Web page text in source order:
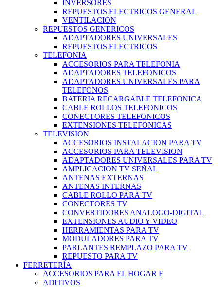
INVERSORES
REPUESTOS ELECTRICOS GENERAL
VENTILACION
REPUESTOS GENERICOS
ADAPTADORES UNIVERSALES
REPUESTOS ELECTRICOS
TELEFONIA
ACCESORIOS PARA TELEFONIA
ADAPTADORES TELEFONICOS
ADAPTADORES UNIVERSALES PARA
TELEFONOS
BATERIA RECARGABLE TELEFONICA
CABLE ROLLOS TELEFONICOS
CONECTORES TELEFONICOS
EXTENSIONES TELEFONICAS
TELEVISION
ACCESORIOS INSTALACION PARA TV
ACCESORIOS PARA TELEVISION
ADAPTADORES UNIVERSALES PARA TV
AMPLICACION TV SEÑAL
ANTENAS EXTERNAS
ANTENAS INTERNAS
CABLE ROLLO PARA TV
CONECTORES TV
CONVERTIDORES ANALOGO-DIGITAL
EXTENSIONES AUDIO Y VIDEO
HERRAMIENTAS PARA TV
MODULADORES PARA TV
PARLANTES REMPLAZO PARA TV
REPUESTO PARA TV
FERRETERÍA
ACCESORIOS PARA EL HOGAR F
ADITIVOS